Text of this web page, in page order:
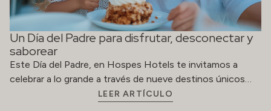
PREVIOUS 1 2 3 … 5 NEXT
ACERCA DE
Contacto